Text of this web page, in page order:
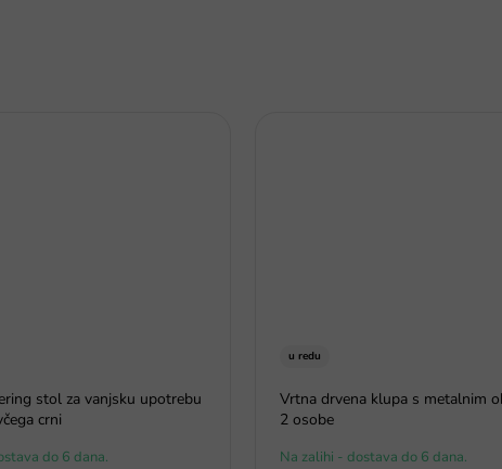
stol za vanjsku upotrebu
crni
do 6 dana.
u redu
Vrtna drvena klupa s metalnim
2 osobe
Na zalihi - dostava do 6 dana.